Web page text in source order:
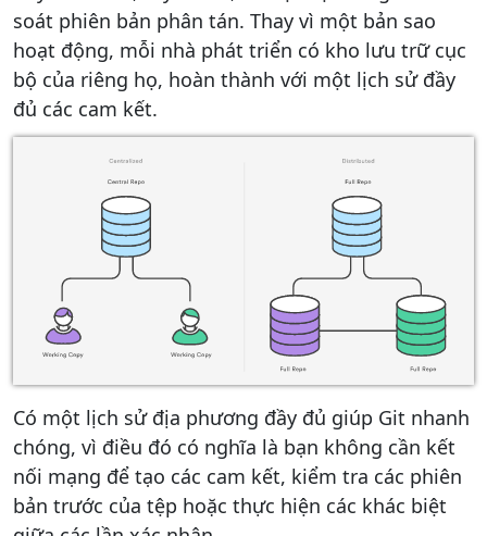
soát phiên bản phân tán. Thay vì một bản sao
hoạt động, mỗi nhà phát triển có kho lưu trữ cục
bộ của riêng họ, hoàn thành với một lịch sử đầy
đủ các cam kết.
Có một lịch sử địa phương đầy đủ giúp Git nhanh
chóng, vì điều đó có nghĩa là bạn không cần kết
nối mạng để tạo các cam kết, kiểm tra các phiên
bản trước của tệp hoặc thực hiện các khác biệt